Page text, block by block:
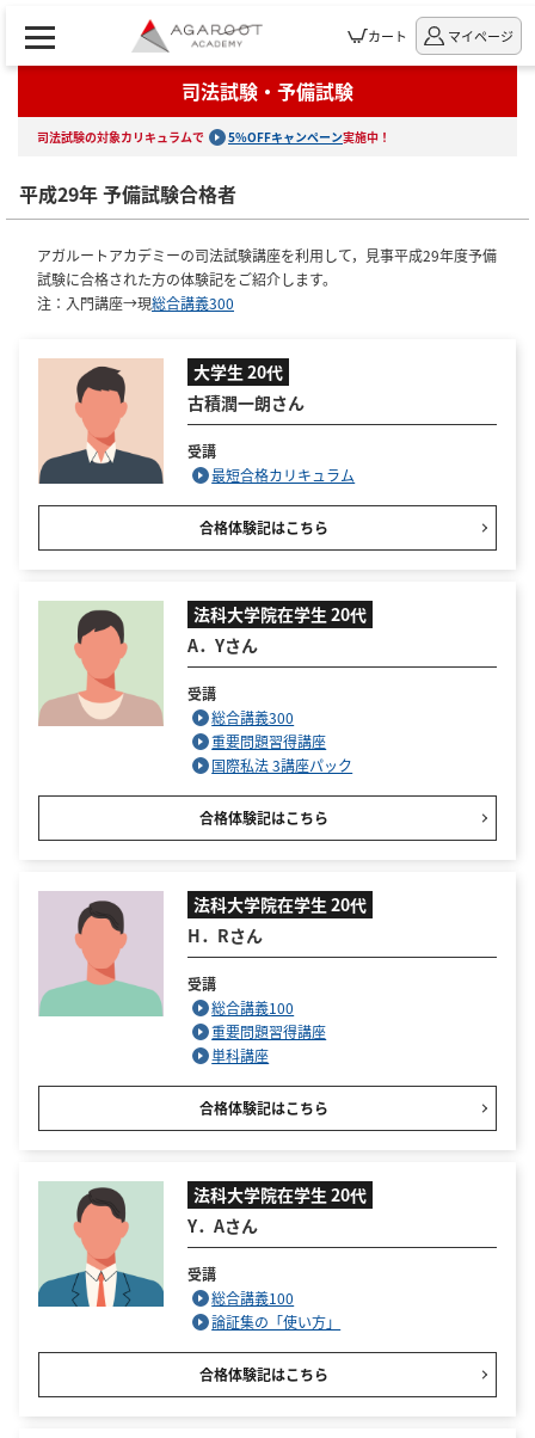
カート マイページ
司法試験・予備試験
司法試験の対象カリキュラムで 5%OFFキャンペーン実施中！
平成29年 予備試験合格者
アガルートアカデミーの司法試験講座を利用して，見事平成29年度予備
試験に合格された方の体験記をご紹介します。
注：入門講座→現総合講義300
大学生 20代
古積潤一朗さん
受講
最短合格カリキュラム
合格体験記はこちら
法科大学院在学生 20代
A．Yさん
受講
総合講義300
重要問題習得講座
国際私法 3講座パック
合格体験記はこちら
法科大学院在学生 20代
H．Rさん
受講
総合講義100
重要問題習得講座
単科講座
合格体験記はこちら
法科大学院在学生 20代
Y．Aさん
受講
総合講義100
論証集の「使い方」
合格体験記はこちら